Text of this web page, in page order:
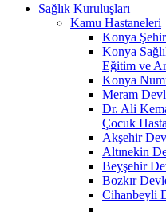
Sağlık Kuruluşları
Kamu Hastaneleri
Konya
Konya
Eğitim ve
Konya
Meram
Dr. Ali
Çocuk
Akşehir
Altınekin
Beyşehir
Bozkır
Cihanbeyli